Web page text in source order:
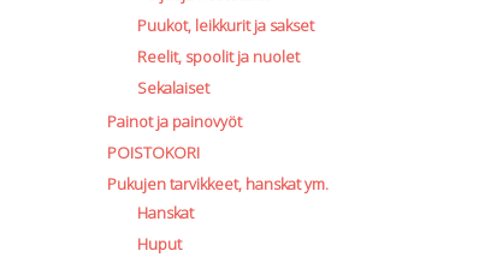
Puukot, leikkurit ja sakset
Reelit, spoolit ja nuolet
Sekalaiset
Painot ja painovyöt
POISTOKORI
Pukujen tarvikkeet, hanskat ym.
Hanskat
Huput